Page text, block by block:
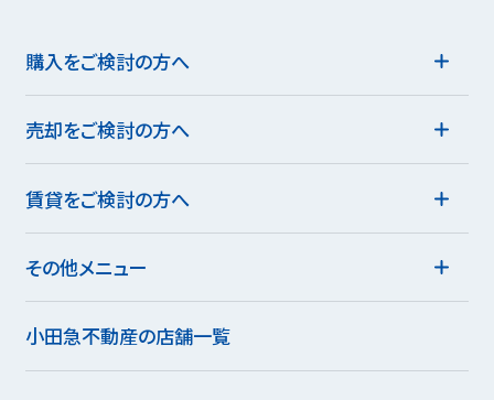
購入をご検討の方へ
売却をご検討の方へ
賃貸をご検討の方へ
その他メニュー
小田急不動産の店舗一覧